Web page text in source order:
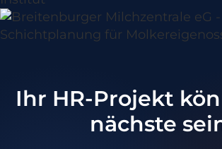
Ihr HR-Projekt
nächste